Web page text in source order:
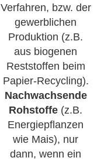
Verfahren, bzw. der
gewerblichen
Produktion (z.B.
aus biogenen
Reststoffen beim
Papier-Recycling).
Nachwachsende
Rohstoffe (z.B.
Energiepflanzen
wie Mais), nur
dann, wenn ein